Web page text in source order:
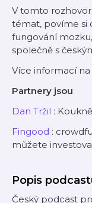
V tomto
témat, povíme si
fungování
společně s
Více informací na
Partnery jsou
Dan Tržil :
Fingood :
můžete
Popis
Český podcast